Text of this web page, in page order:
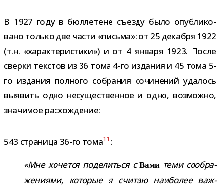
В 1927 году в бюл­ле­тене съезду было опуб­ли­ко­
вано только две части «письма»: от 25 декабря 1922
(т.н. «харак­те­ри­стики») и от 4 января 1923. После
сверки тек­стов из 36 тома 4-​го изда­ния и 45 тома 5-​
го изда­ния пол­ного собра­ния сочи­не­ний уда­лось
выявить одно несу­ще­ствен­ное и одно, воз­можно,
зна­чи­мое расхождение:
543 стра­ница 36-​го тома11:
«Мне хочется поде­литься сВамитеми сооб­ра­
же­ни­ями, кото­рые я счи­таю наи­бо­лее важ­